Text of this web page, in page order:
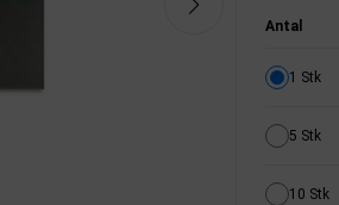
Antal
1 Stk
5 Stk
10 Stk